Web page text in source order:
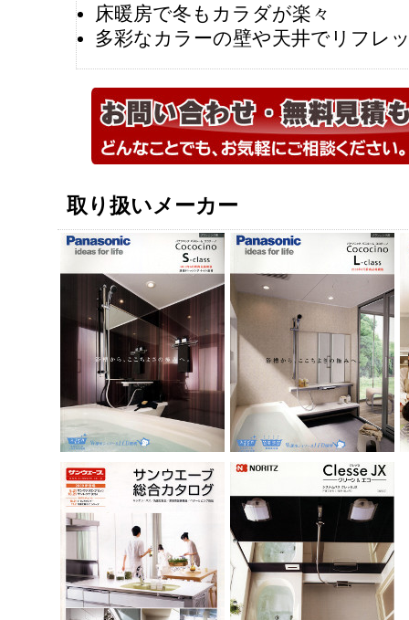
床暖房で冬もカラダが楽々
多彩なカラーの壁や天井でリフレ
取り扱いメーカー